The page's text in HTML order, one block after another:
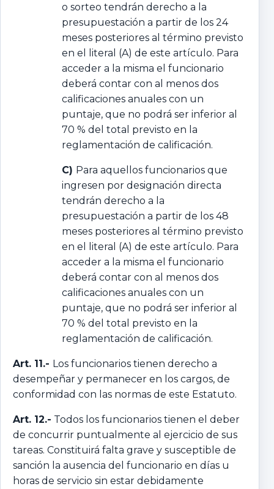
o sorteo tendrán derecho a la
presupuestación a partir de los 24
meses posteriores al término previsto
en el literal (A) de este artículo. Para
acceder a la misma el funcionario
deberá contar con al menos dos
calificaciones anuales con un
puntaje, que no podrá ser inferior al
70 % del total previsto en la
reglamentación de calificación.
C) Para aquellos funcionarios que
ingresen por designación directa
tendrán derecho a la
presupuestación a partir de los 48
meses posteriores al término previsto
en el literal (A) de este artículo. Para
acceder a la misma el funcionario
deberá contar con al menos dos
calificaciones anuales con un
puntaje, que no podrá ser inferior al
70 % del total previsto en la
reglamentación de calificación.
Art. 11.- Los funcionarios tienen derecho a
desempeñar y permanecer en los cargos, de
conformidad con las normas de este Estatuto.
Art. 12.- Todos los funcionarios tienen el deber
de concurrir puntualmente al ejercicio de sus
tareas. Constituirá falta grave y susceptible de
sanción la ausencia del funcionario en días u
horas de servicio sin estar debidamente